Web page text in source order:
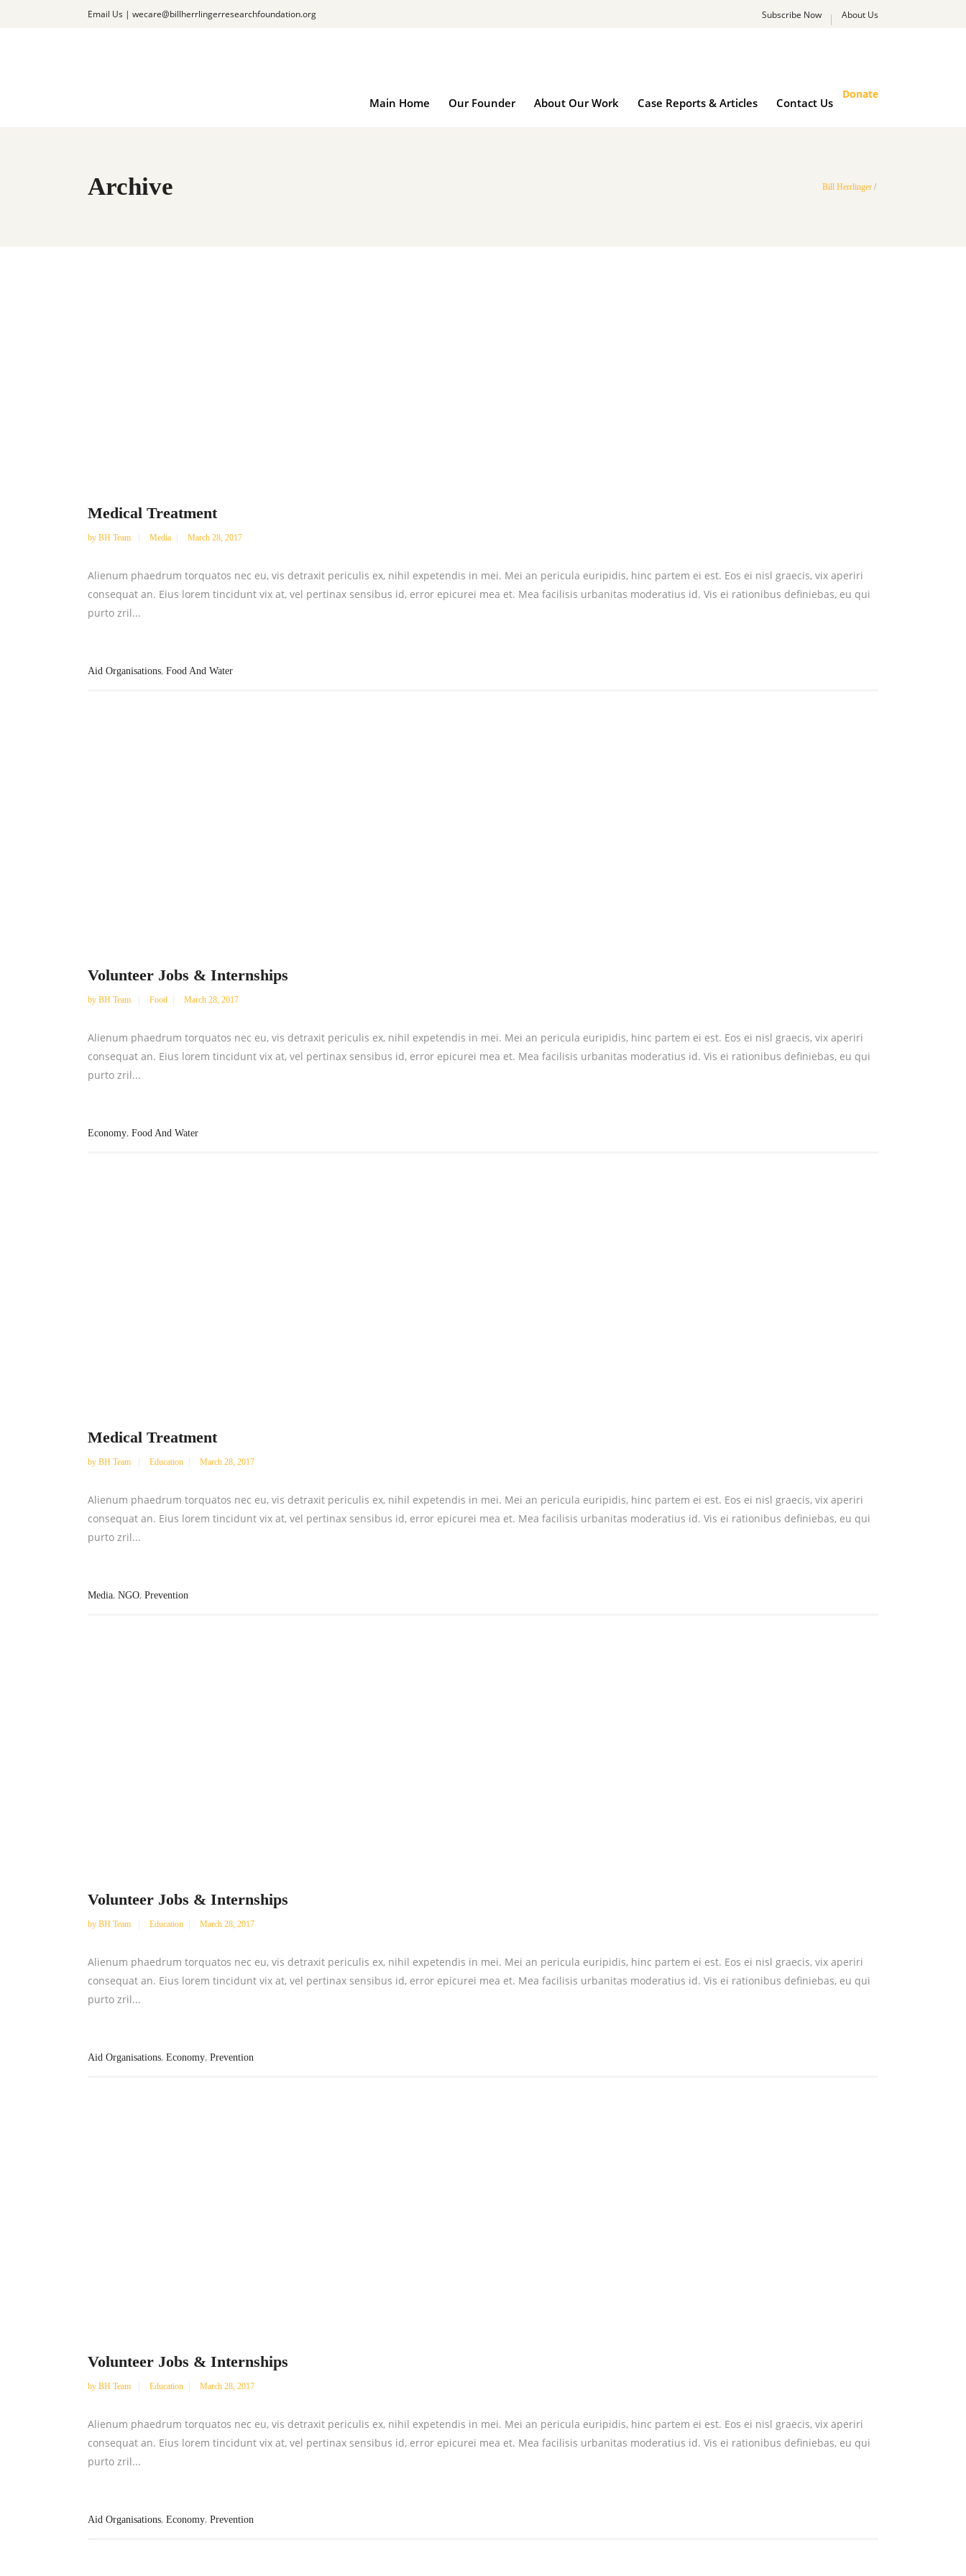
Email Us | wecare@billherrlingerresearchfoundation.org Subscribe Now About Us
Main Home Our Founder About Our Work Case Reports & Articles Contact Us
Donate
Case Reports & Articles Contact Us
Archive Bill Herrlinger /
Medical Treatment
by BH Team Media March 28, 2017
Alienum phaedrum torquatos nec eu, vis detraxit periculis ex, nihil expetendis in mei. Mei an pericula euripidis, hinc partem ei est. Eos ei nisl graecis, vix aperiri
consequat an. Eius lorem tincidunt vix at, vel pertinax sensibus id, error epicurei mea et. Mea facilisis urbanitas moderatius id. Vis ei rationibus definiebas, eu qui
purto zril...
Aid Organisations, Food And Water
Volunteer Jobs & Internships
by BH Team Food March 28, 2017
Alienum phaedrum torquatos nec eu, vis detraxit periculis ex, nihil expetendis in mei. Mei an pericula euripidis, hinc partem ei est. Eos ei nisl graecis, vix aperiri
consequat an. Eius lorem tincidunt vix at, vel pertinax sensibus id, error epicurei mea et. Mea facilisis urbanitas moderatius id. Vis ei rationibus definiebas, eu qui
purto zril...
Economy, Food And Water
Medical Treatment
by BH Team Education March 28, 2017
Alienum phaedrum torquatos nec eu, vis detraxit periculis ex, nihil expetendis in mei. Mei an pericula euripidis, hinc partem ei est. Eos ei nisl graecis, vix aperiri
consequat an. Eius lorem tincidunt vix at, vel pertinax sensibus id, error epicurei mea et. Mea facilisis urbanitas moderatius id. Vis ei rationibus definiebas, eu qui
purto zril...
Media, NGO, Prevention
Volunteer Jobs & Internships
by BH Team Education March 28, 2017
Alienum phaedrum torquatos nec eu, vis detraxit periculis ex, nihil expetendis in mei. Mei an pericula euripidis, hinc partem ei est. Eos ei nisl graecis, vix aperiri
consequat an. Eius lorem tincidunt vix at, vel pertinax sensibus id, error epicurei mea et. Mea facilisis urbanitas moderatius id. Vis ei rationibus definiebas, eu qui
purto zril...
Aid Organisations, Economy, Prevention
Volunteer Jobs & Internships
by BH Team Education March 28, 2017
Alienum phaedrum torquatos nec eu, vis detraxit periculis ex, nihil expetendis in mei. Mei an pericula euripidis, hinc partem ei est. Eos ei nisl graecis, vix aperiri
consequat an. Eius lorem tincidunt vix at, vel pertinax sensibus id, error epicurei mea et. Mea facilisis urbanitas moderatius id. Vis ei rationibus definiebas, eu qui
purto zril...
Aid Organisations, Economy, Prevention